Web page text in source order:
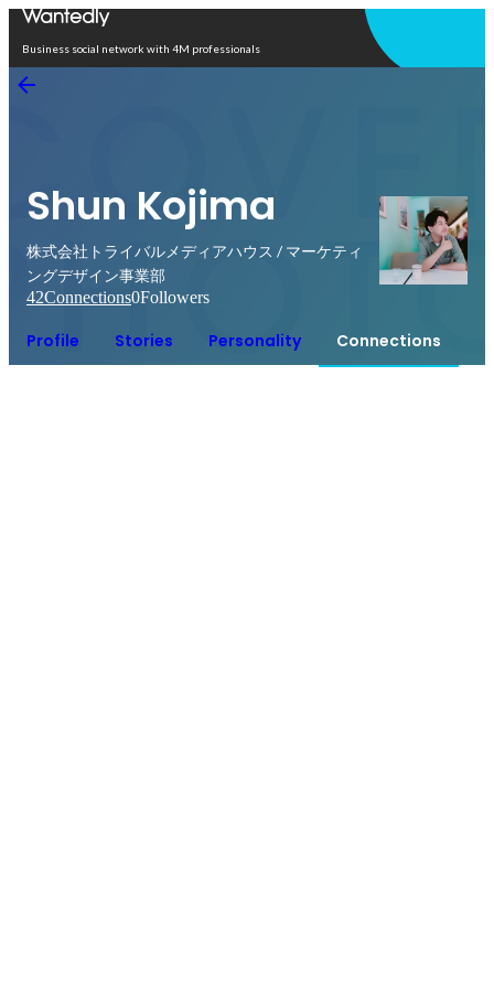
Business social network with 4M professionals
Shun Kojima
株式会社トライバルメディアハウス / マーケティ
ングデザイン事業部
42Connections0Followers
Profile Stories Personality Connections